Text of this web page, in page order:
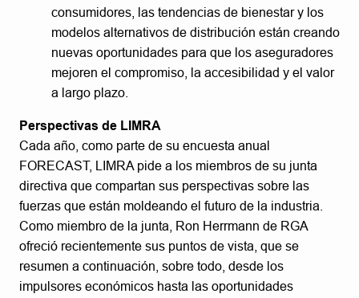
consumidores, las tendencias de bienestar y los
modelos alternativos de distribución están creando
nuevas oportunidades para que los aseguradores
mejoren el compromiso, la accesibilidad y el valor
a largo plazo.
Perspectivas de LIMRA
Cada año, como parte de su encuesta anual
FORECAST, LIMRA pide a los miembros de su junta
directiva que compartan sus perspectivas sobre las
fuerzas que están moldeando el futuro de la industria.
Como miembro de la junta, Ron Herrmann de RGA
ofreció recientemente sus puntos de vista, que se
resumen a continuación, sobre todo, desde los
impulsores económicos hasta las oportunidades